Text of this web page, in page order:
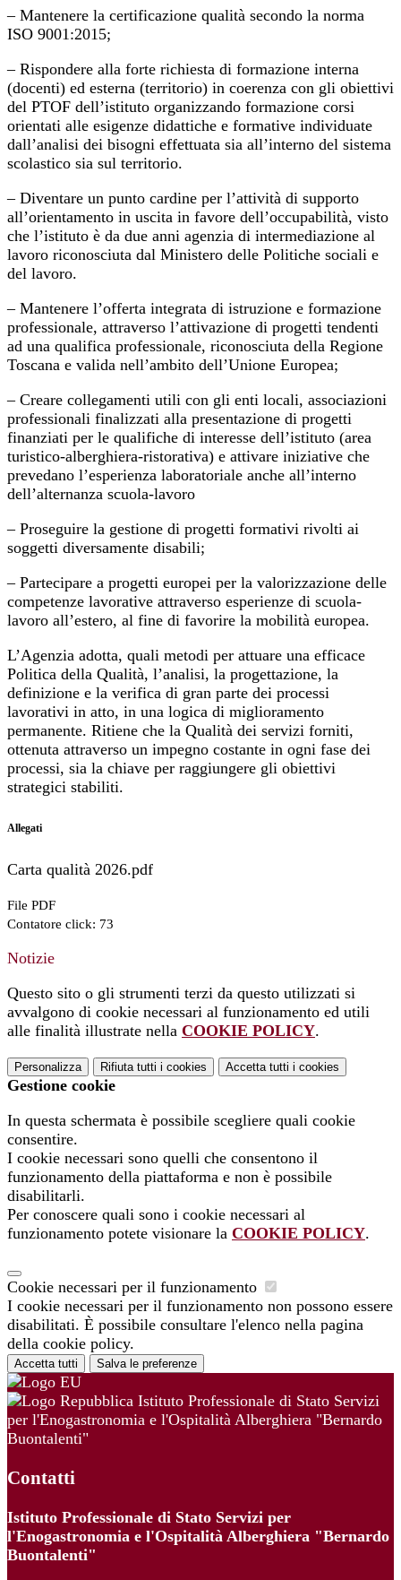
– Mantenere la certificazione qualità secondo la norma
ISO 9001:2015;
– Rispondere alla forte richiesta di formazione interna
(docenti) ed esterna (territorio) in coerenza con gli obiettivi
del PTOF dell’istituto organizzando formazione corsi
orientati alle esigenze didattiche e formative individuate
dall’analisi dei bisogni effettuata sia all’interno del sistema
scolastico sia sul territorio.
– Diventare un punto cardine per l’attività di supporto
all’orientamento in uscita in favore dell’occupabilità, visto
che l’istituto è da due anni agenzia di intermediazione al
lavoro riconosciuta dal Ministero delle Politiche sociali e
del lavoro.
– Mantenere l’offerta integrata di istruzione e formazione
professionale, attraverso l’attivazione di progetti tendenti
ad una qualifica professionale, riconosciuta della Regione
Toscana e valida nell’ambito dell’Unione Europea;
– Creare collegamenti utili con gli enti locali, associazioni
professionali finalizzati alla presentazione di progetti
finanziati per le qualifiche di interesse dell’istituto (area
turistico-alberghiera-ristorativa) e attivare iniziative che
prevedano l’esperienza laboratoriale anche all’interno
dell’alternanza scuola-lavoro
– Proseguire la gestione di progetti formativi rivolti ai
soggetti diversamente disabili;
– Partecipare a progetti europei per la valorizzazione delle
competenze lavorative attraverso esperienze di scuola-
lavoro all’estero, al fine di favorire la mobilità europea.
L’Agenzia adotta, quali metodi per attuare una efficace
Politica della Qualità, l’analisi, la progettazione, la
definizione e la verifica di gran parte dei processi
lavorativi in atto, in una logica di miglioramento
permanente. Ritiene che la Qualità dei servizi forniti,
ottenuta attraverso un impegno costante in ogni fase dei
processi, sia la chiave per raggiungere gli obiettivi
strategici stabiliti.
Allegati
Carta qualità 2026.pdf
File PDF
Contatore click: 73
Notizie
Questo sito o gli strumenti terzi da questo utilizzati si
avvalgono di cookie necessari al funzionamento ed utili
alle finalità illustrate nella COOKIE POLICY.
Personalizza Rifiuta tutti i cookies Accetta tutti i cookies
Gestione cookie
In questa schermata è possibile scegliere quali cookie
consentire.
I cookie necessari sono quelli che consentono il
funzionamento della piattaforma e non è possibile
disabilitarli.
Per conoscere quali sono i cookie necessari al
funzionamento potete visionare la COOKIE POLICY.
Cookie necessari per il funzionamento
I cookie necessari per il funzionamento non possono essere
disabilitati. È possibile consultare l'elenco nella pagina
della cookie policy.
Accetta tutti Salva le preferenze
Istituto Professionale di Stato Servizi
per l'Enogastronomia e l'Ospitalità Alberghiera "Bernardo
Buontalenti"
Contatti
Istituto Professionale di Stato Servizi per
l'Enogastronomia e l'Ospitalità Alberghiera "Bernardo
Buontalenti"